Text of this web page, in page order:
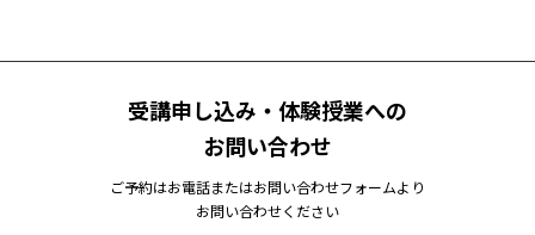
受講申し込み・体験授業への
お問い合わせ
ご予約はお電話またはお問い合わせフォームより
お問い合わせください